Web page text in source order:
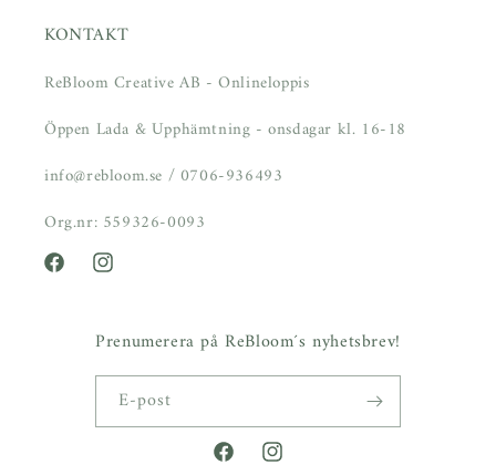
KONTAKT
ReBloom Creative AB - Onlineloppis
Öppen Lada & Upphämtning - onsdagar kl. 16-18
info@rebloom.se / 0706-936493
Org.nr: 559326-0093
FacebookInstagram
Prenumerera på ReBloom´s nyhetsbrev!
E-post